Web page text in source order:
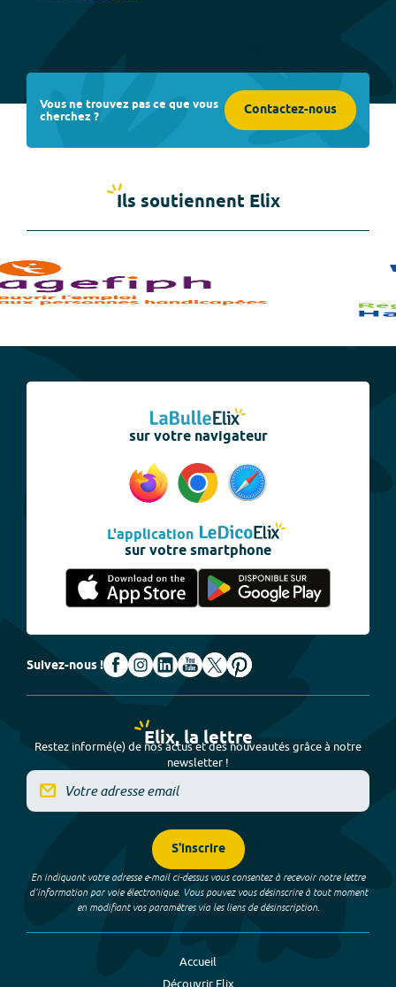
Vous ne trouvez pas ce que vous
cherchez ? Contactez-nous
Ils soutiennent Elix
sur votre navigateur
L'application
sur votre smartphone
Suivez-nous !
Elix, la lettre
Restez informé(e) de nos actus et des nouveautés grâce à notre
newsletter !
S'inscrire
En indiquant votre adresse e-mail ci-dessus vous consentez à recevoir notre lettre
d’information par voie électronique. Vous pouvez vous désinscrire à tout moment
en modifiant vos paramètres via les liens de désinscription.
Accueil
Découvrir Elix